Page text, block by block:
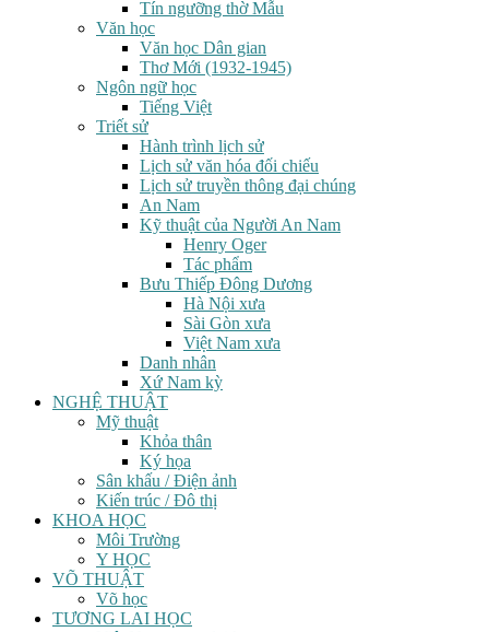
Tín ngưỡng thờ Mẫu
Văn học
Văn học Dân gian
Thơ Mới (1932-1945)
Ngôn ngữ học
Tiếng Việt
Triết sử
Hành trình lịch sử
Lịch sử văn hóa đối chiếu
Lịch sử truyền thông đại chúng
An Nam
Kỹ thuật của Người An Nam
Henry Oger
Tác phẩm
Bưu Thiếp Đông Dương
Hà Nội xưa
Sài Gòn xưa
Việt Nam xưa
Danh nhân
Xứ Nam kỳ
NGHỆ THUẬT
Mỹ thuật
Khỏa thân
Ký họa
Sân khấu / Điện ảnh
Kiến trúc / Đô thị
KHOA HỌC
Môi Trường
Y HỌC
VÕ THUẬT
Võ học
TƯƠNG LAI HỌC